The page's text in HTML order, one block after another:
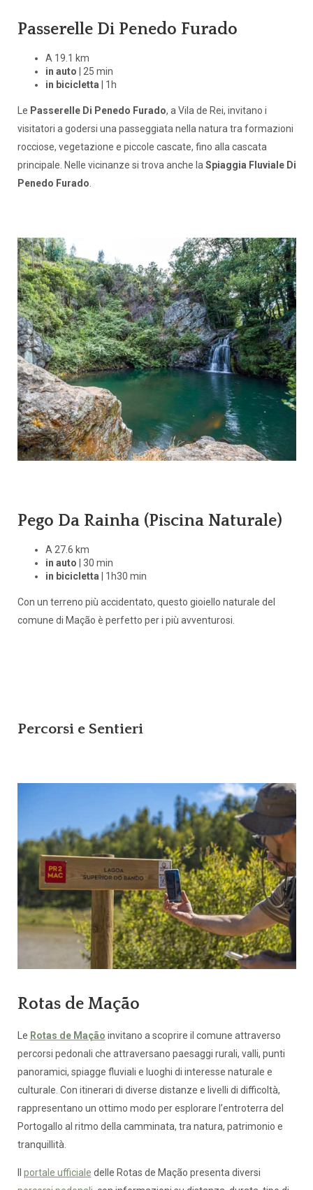
Passerelle Di Penedo Furado
A 19.1 km
in auto | 25 min
in bicicletta | 1h
Le Passerelle Di Penedo Furado, a Vila de Rei, invitano i
visitatori a godersi una passeggiata nella natura tra formazioni
rocciose, vegetazione e piccole cascate, fino alla cascata
principale. Nelle vicinanze si trova anche la Spiaggia Fluviale Di
Penedo Furado
Pego Da Rainha (Piscina Naturale)
A 27.6 km
in auto | 30 min
in bicicletta | 1h30 min
Con un terreno più accidentato, questo gioiello naturale del
comune di Mação è perfetto per i più avventurosi.
Percorsi e Sentieri
Rotas de Mação
Le Rotas de Mação invitano a scoprire il comune attraverso
percorsi pedonali che attraversano paesaggi rurali, valli, punti
panoramici, spiagge fluviali e luoghi di interesse naturale e
culturale. Con itinerari di diverse distanze e livelli di difficoltà,
rappresentano un ottimo modo per esplorare l’entroterra del
Portogallo al ritmo della camminata, tra natura, patrimonio e
tranquillità.
portale ufficiale delle Rotas de Mação presenta diversi